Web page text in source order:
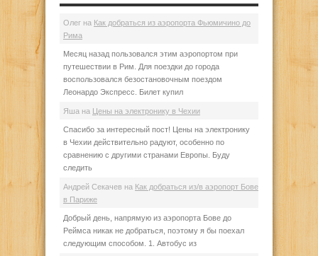
Олег на Как добраться из аэропорта Фьюмичино до
Рима
Месяц назад пользовался этим аэропортом при
путешествии в Рим. Для поездки до города
воспользовался безостановочным поездом
Леонардо Экспресс. Билет купил
Яша на Цены на электронику в Чехии
Спасибо за интересный пост! Цены на электронику
в Чехии действительно радуют, особенно по
сравнению с другими странами Европы. Буду
следить
Андрей Секачев на Как добраться из/в аэропорт Бове
в Париже
Добрый день, напрямую из аэропорта Бове до
Реймса никак не добраться, поэтому я бы поехал
следующим способом. 1. Автобус из